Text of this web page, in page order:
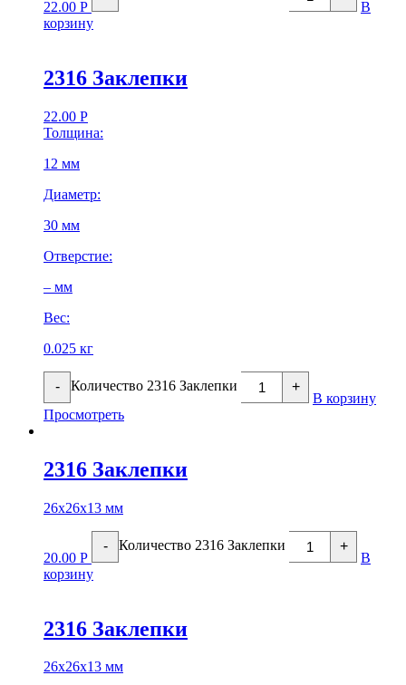
22.00 Р
В
корзину
2316 Заклепки
22.00 Р
Толщина:
12 мм
Диаметр:
30 мм
Отверстие:
– мм
Вес:
0.025 кг
- Количество 2316 Заклепки +
В корзину
Просмотреть
2316 Заклепки
26х26х13 мм
20.00 Р
- Количество 2316 Заклепки +
В
корзину
2316 Заклепки
26х26х13 мм